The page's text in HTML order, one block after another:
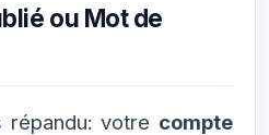
ou Mot de
répandu: votre compte